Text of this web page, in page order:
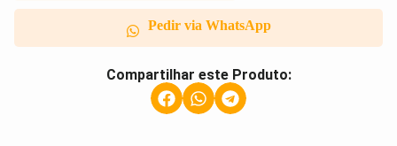
Pedir via WhatsApp
Compartilhar este Produto: